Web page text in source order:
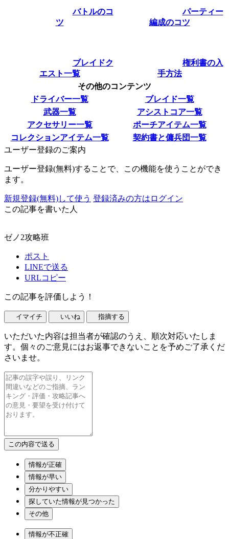
バトルのコ
ツ
パーティー
編成のコツ
ブレイドク
エスト一覧
権利書の入
手方法
その他のコンテンツ
ドライバー一覧
ブレイド一覧
武器一覧
アシストコア一覧
アクセサリー一覧
ポーチアイテム一覧
コレクションアイテム一覧
契約書と傭兵団一覧
ユーザー登録のご案内
ユーザー登録(無料)することで、この機能を使うことができ
ます。
新規登録(無料)して使う 登録済みの方はログイン
この記事を書いた人
ゼノ2攻略班
ポスト
LINEで送る
URLコピー
この記事を評価しよう！
イマイチ いいね 指摘する
いただいた内容は担当者が確認のうえ、順次対応いたしま
す。個々のご意見にはお返事できないことを予めご了承くだ
さいませ。
情報が正確
情報が早い
分かりやすい
探していた情報が見つかった
その他
情報が不正確